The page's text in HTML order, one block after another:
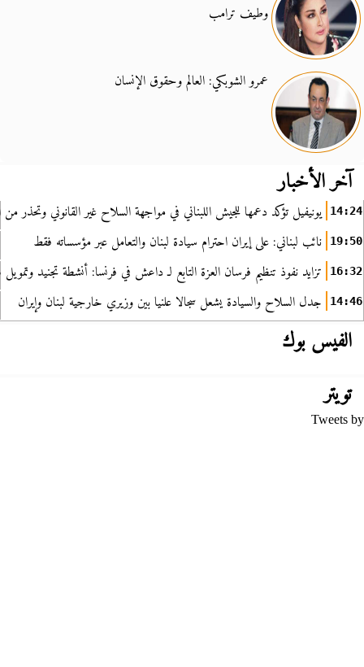
وطيف ترامب
عمرو الشوبكي: العالم وحقوق الإنسان
آخر الأخبار
14:24 يونيفيل تؤكد دعمها للجيش اللبناني في مواجهة السلاح غير القانوني وتحذر من
19:50 نائب لبناني: على إيران احترام سيادة لبنان والتعامل عبر مؤسساته فقط
16:32 تزايد نفوذ تنظيم فرسان العزة التابع لـ داعش في فرنسا: أنشطة تجنيد
14:46 جدل السلاح والسيادة يشعل سجالا علنيا بين وزيري خارجية لبنان وإيران
الفيس بوك
تويتر
Tweets by